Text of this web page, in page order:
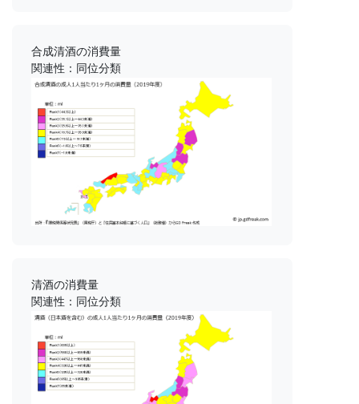
合成清酒の消費量
関連性：同位分類
清酒の消費量
関連性：同位分類